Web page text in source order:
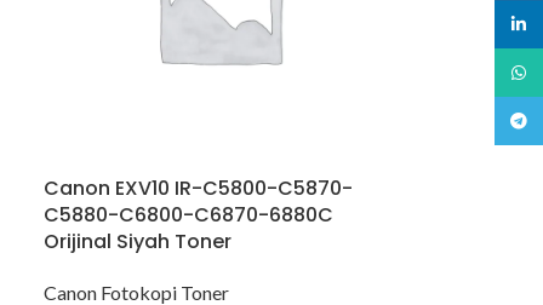
Canon EXV10 IR-C5800-C5870-
C5880-C6800-C6870-6880C
Orijinal Siyah Toner
Canon Fotokopi Toner